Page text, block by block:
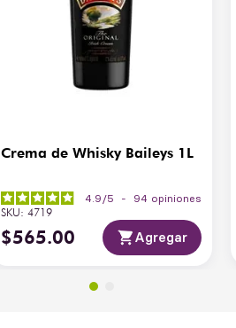
Crema de Whisky Baileys 1L
4.9 /5 - 94 opiniones
SKU:4719
$565.00 Agregar